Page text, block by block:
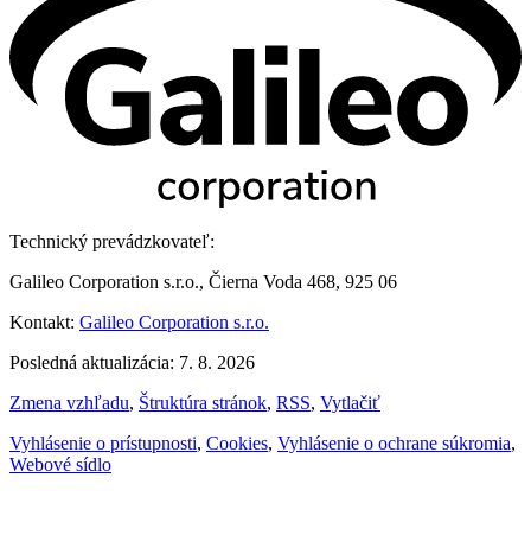
Technický prevádzkovateľ:
Galileo Corporation s.r.o., Čierna Voda 468, 925 06
Kontakt: Galileo Corporation s.r.o.
Posledná aktualizácia: 7. 8. 2026
Zmena vzhľadu, Štruktúra stránok, RSS, Vytlačiť
Vyhlásenie o prístupnosti, Cookies, Vyhlásenie o ochrane súkromia,
Webové sídlo